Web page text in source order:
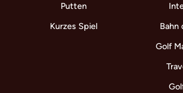
Putten
Kurzes Spiel
Bahn
Golf